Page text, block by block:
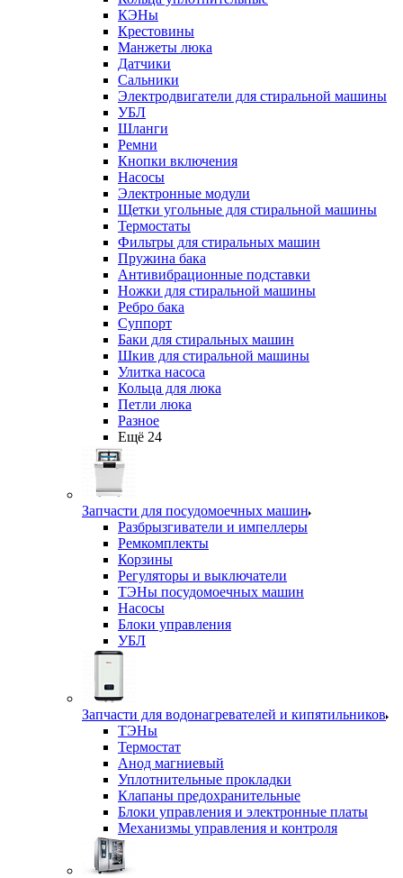
КЭНы
Крестовины
Манжеты люка
Датчики
Сальники
Электродвигатели для стиральной машины
УБЛ
Шланги
Ремни
Кнопки включения
Насосы
Электронные модули
Щетки угольные для стиральной машины
Термостаты
Фильтры для стиральных машин
Пружина бака
Антивибрационные подставки
Ножки для стиральной машины
Ребро бака
Суппорт
Баки для стиральных машин
Шкив для стиральной машины
Улитка насоса
Кольца для люка
Петли люка
Разное
Ещё 24
Запчасти для посудомоечных машин
Разбрызгиватели и импеллеры
Ремкомплекты
Корзины
Регуляторы и выключатели
ТЭНы посудомоечных машин
Насосы
Блоки управления
УБЛ
Запчасти для водонагревателей и кипятильников
ТЭНы
Термостат
Анод магниевый
Уплотнительные прокладки
Клапаны предохранительные
Блоки управления и электронные платы
Механизмы управления и контроля